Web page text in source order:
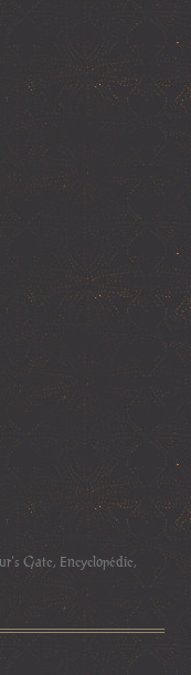
Gate, Encyclopédie,